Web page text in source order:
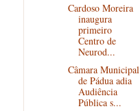
Cardoso Moreira
inaugura
primeiro
Centro de
Neurod...
Câmara Municipal
de Pádua adia
Audiência
Pública s...